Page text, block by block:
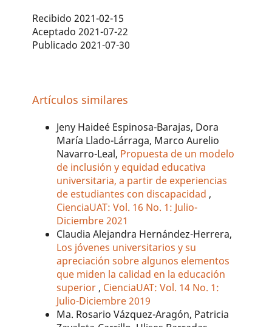
Recibido 2021-02-15
Aceptado 2021-07-22
Publicado 2021-07-30
Artículos similares
Jeny Haideé Espinosa-Barajas, Dora
María Llado-Lárraga, Marco Aurelio
Navarro-Leal, Propuesta de un modelo
de inclusión y equidad educativa
universitaria, a partir de experiencias
de estudiantes con discapacidad ,
CienciaUAT: Vol. 16 No. 1: Julio-
Diciembre 2021
Claudia Alejandra Hernández-Herrera,
Los jóvenes universitarios y su
apreciación sobre algunos elementos
que miden la calidad en la educación
superior , CienciaUAT: Vol. 14 No. 1:
Julio-Diciembre 2019
Ma. Rosario Vázquez-Aragón, Patricia